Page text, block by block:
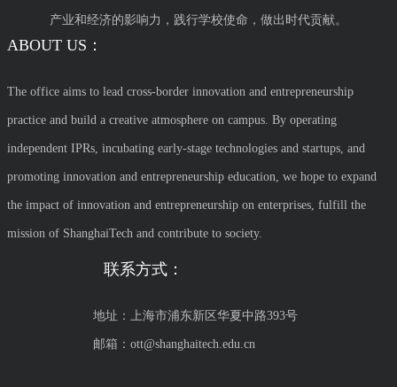
产业和经济的影响力，践行学校使命，做出时代贡献。
ABOUT US：
The office aims to lead cross-border innovation and entrepreneurship
practice and build a creative atmosphere on campus. By operating
independent IPRs, incubating early-stage technologies and startups, and
promoting innovation and entrepreneurship education, we hope to expand
the impact of innovation and entrepreneurship on enterprises, fulfill the
mission of ShanghaiTech and contribute to society.
联系方式：
地址：上海市浦东新区华夏中路393号
邮箱：ott@shanghaitech.edu.cn